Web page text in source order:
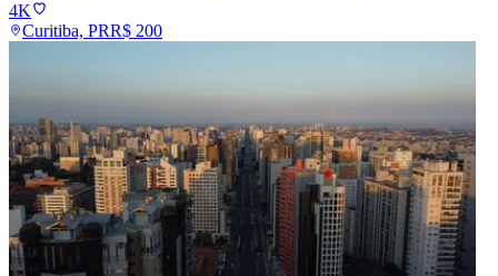
4K
Curitiba, PRR$ 200